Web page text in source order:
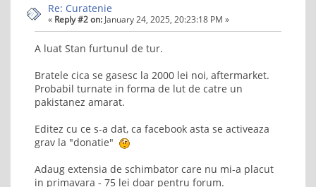
Re: Curatenie
« Reply #2 on: January 24, 2025, 20:23:18 PM »
A luat Stan furtunul de tur.
Bratele cica se gasesc la 2000 lei noi, aftermarket.
Probabil turnate in forma de lut de catre un
pakistanez amarat.
Editez cu ce s-a dat, ca facebook asta se activeaza
grav la "donatie"
Adaug extensia de schimbator care nu mi-a placut
in primavara - 75 lei doar pentru forum.